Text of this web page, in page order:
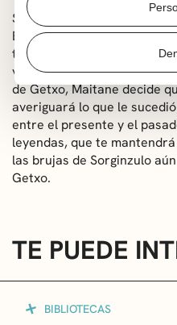
Sinopsis: Ibarguren y
Ertzaintza, vuelven en esta
tratar de resolver un nuevo
vida de Iraia Garaimendi
de Getxo, Maitane decide
averiguará lo que le
entre el presente y el
leyendas, que te
las brujas de Sorginzulo
Getxo.
TE PUEDE
BIBLIOTECAS